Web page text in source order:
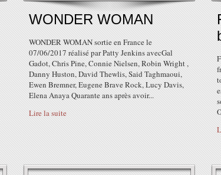
WONDER WOMAN
WONDER WOMAN sortie en France le
07/06/2017 réalisé par Patty Jenkins avecGal
Gadot, Chris Pine, Connie Nielsen, Robin Wright ,
Danny Huston, David Thewlis, Said Taghmaoui,
Ewen Bremner, Eugene Brave Rock, Lucy Davis,
Elena Anaya Quarante ans après avoir...
Lire la suite